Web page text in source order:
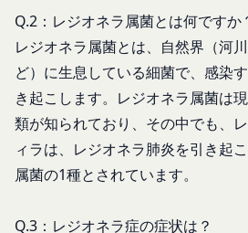
Q.2：レジオネラ属菌とは何ですか
レジオネラ属菌とは、自然界（河
ど）に生息している細菌で、感染
き起こします。レジオネラ属菌は
類が知られており、その中でも、
ィラは、レジオネラ肺炎を引き起
属菌の1種とされています。
Q.3：レジオネラ症の症状は？
には当社のサービスの一部が利
ことがあります。
お客様のアクションに関する情
お客様が、当社のサービスを利
に提供した情報および当社のサ
る第三者サービス提供者を通じ
当社は取得・保管することがあ
ービスご利用状況、他の利用者
報も取得することがあります。
外部サービスでお客様が利用す
いいます。
「アカウント」
各会員が保有する、本サービス
の総体をいいます。
「パスワード」
登録情報と組み合わせて、会員
別するために用いられる符号をい